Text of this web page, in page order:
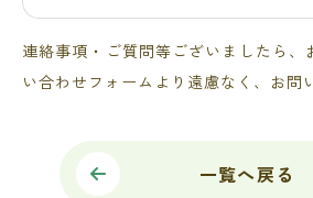
連絡事項・ご質問等ございましたら、
い合わせフォームより遠慮なく、お問
一覧へ戻る